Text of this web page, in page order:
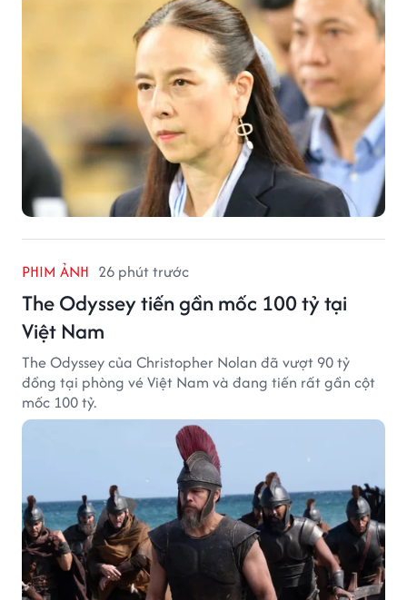
PHIM ẢNH 26 phút trước
The Odyssey tiến gần mốc 100 tỷ tại
Việt Nam
The Odyssey của Christopher Nolan đã vượt 90 tỷ
đồng tại phòng vé Việt Nam và đang tiến rất gần cột
mốc 100 tỷ.